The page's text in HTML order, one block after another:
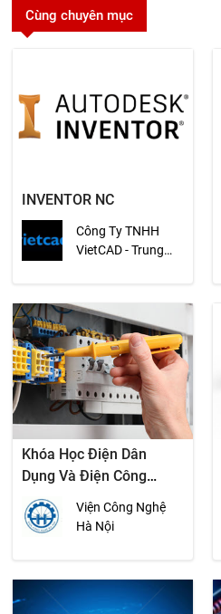
Cùng chuyên mục
INVENTOR NC
Công Ty TNHH
VietCAD - Trung
Khóa Học Điện Dân
Dụng Và Điện Công
Nghiệp
Viện Công Nghệ
Hà Nội